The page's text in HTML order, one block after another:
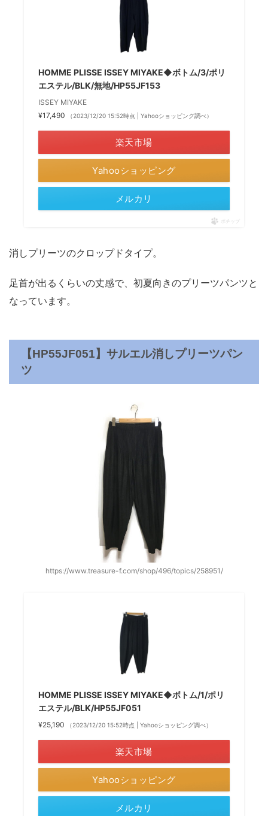
HOMME PLISSE ISSEY MIYAKE◆ボトム/3/ポリ
エステル/BLK/無地/HP55JF153
ISSEY MIYAKE
¥17,490
（2023/12/20 15:52時点 | Yahooショッピング調べ）
楽天市場
Yahooショッピング
メルカリ
ポチップ
消しプリーツのクロップドタイプ。
足首が出るくらいの丈感で、初夏向きのプリーツパンツと
なっています。
【HP55JF051】サルエル消しプリーツパン
ツ
https://www.treasure-f.com/shop/496/topics/258951/
HOMME PLISSE ISSEY MIYAKE◆ボトム/1/ポリ
エステル/BLK/HP55JF051
¥25,190 （2023/12/20 15:52時点 | Yahooショッピング調べ）
楽天市場
Yahooショッピング
メルカリ